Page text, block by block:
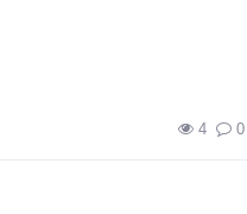
4 0